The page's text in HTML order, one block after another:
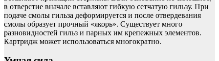
в отверстие вначале вставляют гибкую сетчатую гильзу. При
подаче смолы гильза деформируется и после отвердевания
смолы образует прочный «якорь». Существует много
разновидностей гильз и парных им крепежных элементов.
Картридж может использоваться многократно.